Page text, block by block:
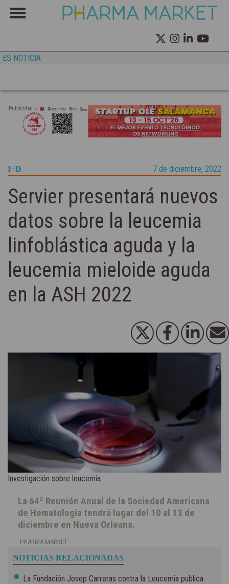
ES NOTICIA
Publicidad
I+D 7 de diciembre, 2022
Servier presentará nuevos
datos sobre la leucemia
linfoblástica aguda y la
leucemia mieloide aguda
en la ASH 2022
Investigación sobre leucemia.
La 64º Reunión Anual de la Sociedad Americana
de Hematología tendrá lugar del 10 al 13 de
diciembre en Nueva Orleans.
PHARMA MARKET
NOTICIAS RELACIONADAS
La Fundación Josep Carreras contra la Leucemia publica